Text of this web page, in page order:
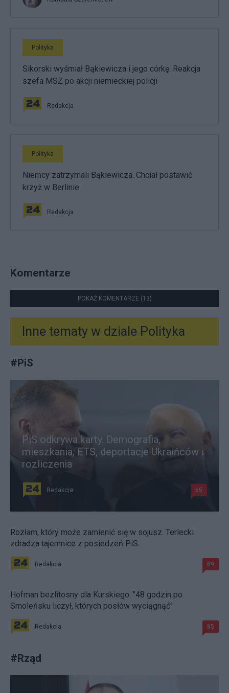
Polityka
Sikorski wyśmiał Bąkiewicza i jego córkę. Reakcja
szefa MSZ po akcji niemieckiej policji
Redakcja
Polityka
Niemcy zatrzymali Bąkiewicza. Chciał postawić
krzyż w Berlinie
Redakcja
Komentarze
POKAŻ KOMENTARZE (13)
Inne tematy w dziale Polityka
#PiS
PiS odkrywa karty. Demografia,
mieszkania, ETS, deportacje Ukraińców i
rozliczenia
Redakcja 65
Rozłam, który może zamienić się w sojusz. Terlecki
zdradza tajemnice z posiedzeń PiS
Redakcja 89
Hofman bezlitosny dla Kurskiego. "48 godzin po
Smoleńsku liczył, których posłów wyciągnąć"
Redakcja 85
#Rząd